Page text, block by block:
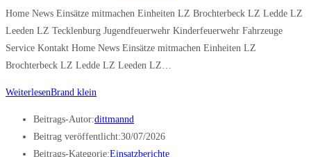
Home News Einsätze mitmachen Einheiten LZ Brochterbeck LZ Ledde LZ
Leeden LZ Tecklenburg Jugendfeuerwehr Kinderfeuerwehr Fahrzeuge
Service Kontakt Home News Einsätze mitmachen Einheiten LZ
Brochterbeck LZ Ledde LZ Leeden LZ…
WeiterlesenBrand klein
Beitrags-Autor:dittmannd
Beitrag veröffentlicht:30/07/2026
Beitrags-Kategorie:Einsatzberichte